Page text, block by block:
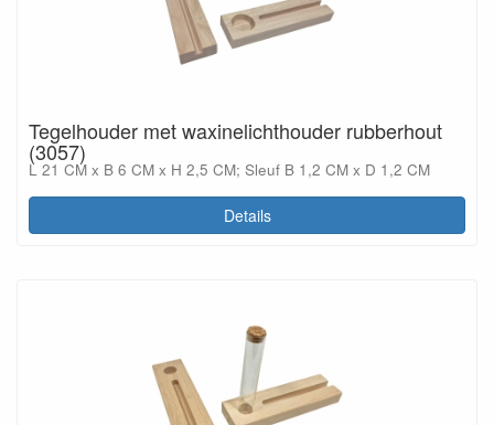
Tegelhouder met waxinelichthouder rubberhout
(3057)
L 21 CM x B 6 CM x H 2,5 CM; Sleuf B 1,2 CM x D 1,2 CM
Details